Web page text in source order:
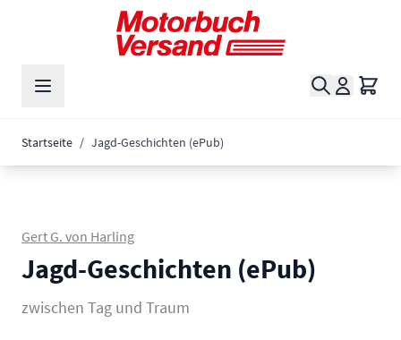
Zum Inhalt springen
Suche
Startseite / Jagd-Geschichten (ePub)
Gert G. von Harling
Jagd-Geschichten (ePub)
zwischen Tag und Traum